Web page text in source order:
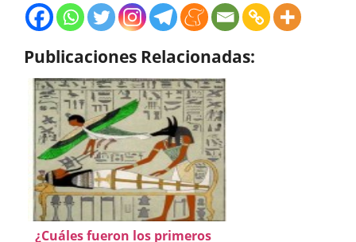
Publicaciones Relacionadas:
¿Cuáles fueron los primeros